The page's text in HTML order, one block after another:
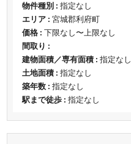
物件種別 : 指定なし
エリア : 宮城郡利府町
価格 : 下限なし〜上限なし
間取り :
建物面積／専有面積 : 指定なし
土地面積 : 指定なし
築年数 : 指定なし
駅まで徒歩 : 指定なし